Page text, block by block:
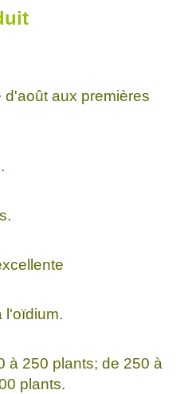
aux premières
l'oïdium.
à 250 plants; de 250 à
plants.